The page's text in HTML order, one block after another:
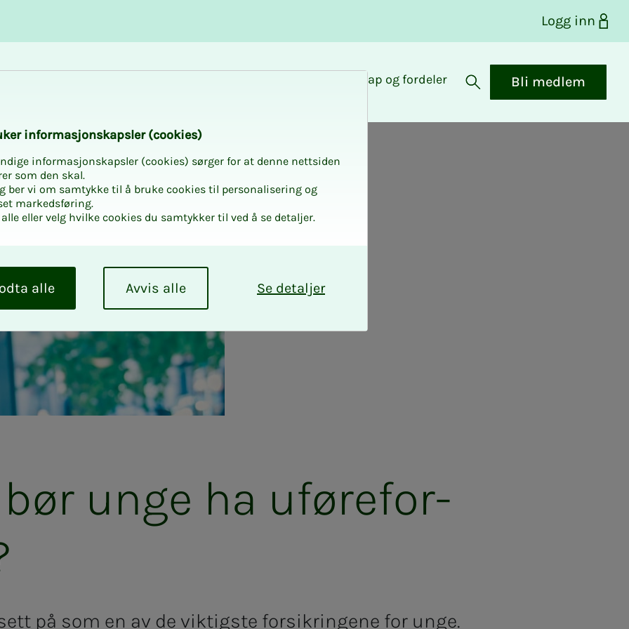
Logg inn
Medlemskap og fordeler
Åpne søk
Bli medlem
unge ha uføre­­­for­­­
på som en av de viktigste forsikringene for unge.
in­­­for­­­ma­­­sjons­­­kaps­­­­­ler (cookies)
informasjonskapsler (cookies) sørger for at denne nettsiden
som den skal.
ber vi om samtykke til å bruke cookies til personalisering og
markedsføring.
eller velg hvilke cookies du samtykker til ved å se detaljer.
Se detaljer
Avvis alle
alle